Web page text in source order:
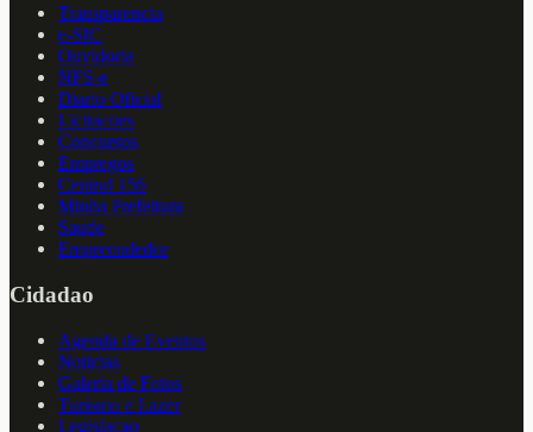
Transparencia
e-SIC
Ouvidoria
NFS-e
Diario Oficial
Licitacoes
Concursos
Empregos
Central 156
Minha Prefeitura
Saude
Empreendedor
Cidadao
Agenda de Eventos
Noticias
Galeria de Fotos
Turismo e Lazer
Legislacao